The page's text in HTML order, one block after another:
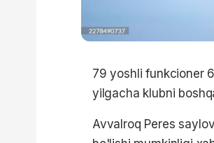
79 yoshli funkcioner
yilgacha klubni
Avvalroq Peres